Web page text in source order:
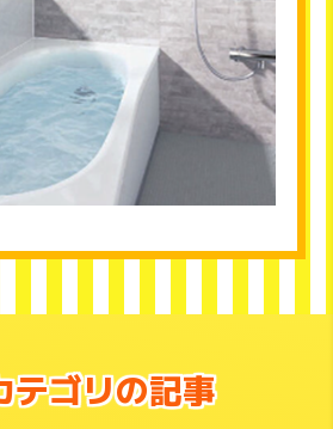
テゴリの記事